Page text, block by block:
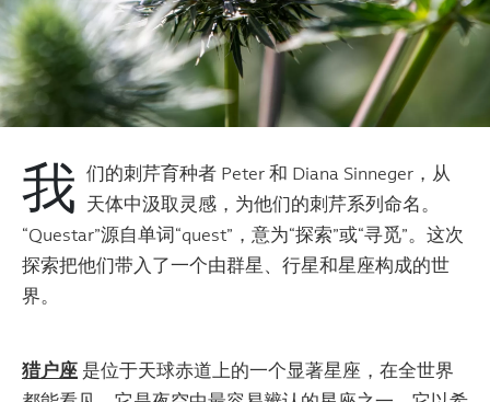
我
们的刺芹育种者 Peter 和 Diana Sinneger，从
天体中汲取灵感，为他们的刺芹系列命名。
“Questar”源自单词“quest”，意为“探索”或“寻觅”。这次
探索把他们带入了一个由群星、行星和星座构成的世
界。
猎户座 是位于天球赤道上的一个显著星座，在全世界